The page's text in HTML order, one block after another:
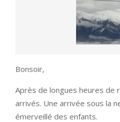
Bonsoir,
Après de longues heures de
arrivés. Une arrivée sous la
émerveillé des enfants.